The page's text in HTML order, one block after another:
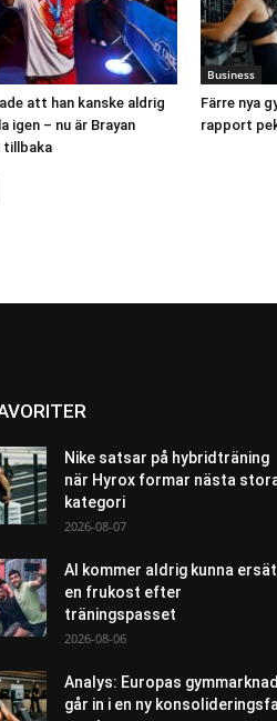
att han kanske aldrig
igen – nu är Brayan
tillbaka
Business
Färre nya
rapport
Nike satsar på hybridträning
när Hyrox formar nästa
kategori
2026-08-07
AI kommer aldrig kunna
en frukost efter
träningspasset
2026-08-06
Analys: Europas gymmarknad
går in i en ny